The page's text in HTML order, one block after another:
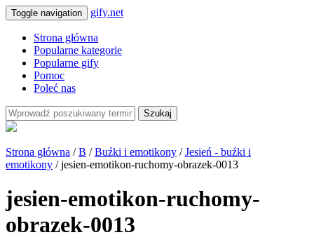
Toggle navigation gify.net
Strona główna
Popularne kategorie
Popularne gify
Pomoc
Poleć nas
Szukaj
Strona główna /B /Buźki i emotikony /Jesień - buźki i
emotikony / jesien-emotikon-ruchomy-obrazek-0013
jesien-emotikon-ruchomy-
obrazek-0013